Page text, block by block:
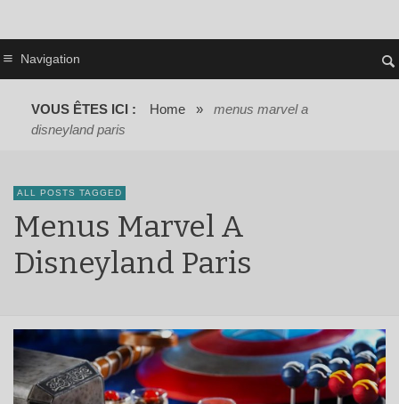
Navigation
VOUS ÊTES ICI : Home »
menus marvel a
disneyland paris
ALL POSTS TAGGED
Menus Marvel A
Disneyland Paris